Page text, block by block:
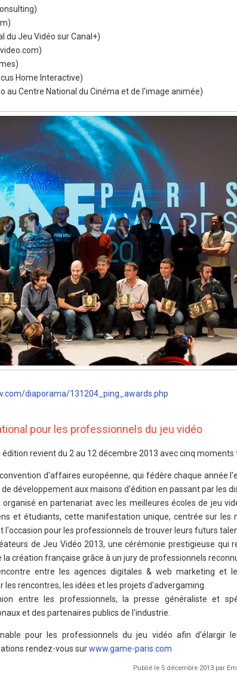
du Jeu Vidéo sur Canal+)
Home Interactive)
au Centre National du Cinéma et de l'image animée)
diaporama/131204_ping_awards.php
pour les professionnels du jeu vidéo
édition revient du 2 au 12 décembre 2013 avec cinq moments
convention d'affaires européenne, qui fédère chaque année
développement aux maisons d'édition en passant par les
organisé en partenariat avec les meilleures écoles de jeu
et étudiants, cette manifestation unique, centrée sur les
l'occasion pour les professionnels de trouver leurs futurs
de Jeu Vidéo 2013, une cérémonie prestigieuse qui
création française grâce à un jury de professionnels
entre les agences digitales & web marketing et
rencontres, les idées et les projets d'advergaming.
entre les professionnels, la presse généraliste et
et des partenaires publics de l'industrie.
pour les professionnels du jeu vidéo afin d'élargir
rendez-vous surwww.game-paris.com
Publié le 5 décembre 2013 par